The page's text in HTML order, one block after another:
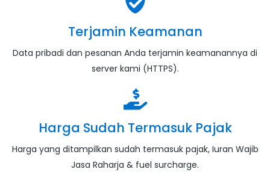
Terjamin Keamanan
Data pribadi dan pesanan Anda terjamin keamanannya di
server kami (HTTPS).
Harga Sudah Termasuk Pajak
Harga yang ditampilkan sudah termasuk pajak, Iuran Wajib
Jasa Raharja & fuel surcharge.